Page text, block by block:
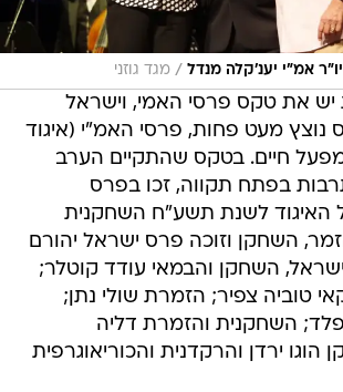
אמ"י יענ'קלה מנדל / מגד גוזני
יש את טקס פרסי האמי, וישראל
מעט פחות, פרסי האמ"י (איגוד
חיים. בטקס שהתקיים הערב
בפתח תקווה, זכו בפרס
האיגוד לשנת תשע"ח השחקנית
השחקן וזוכה פרס ישראל יהורם
השחקן והבמאי עודד קוטלר;
טוביה צפיר; הזמרת שולי נתן;
השחקנית והזמרת דליה
הוגו ירדן והרקדנית והכוריאוגרפית